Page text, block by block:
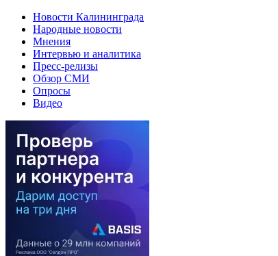
Новости Калининграда
Народные новости
Мнения
Интервью и аналитика
Пресс-релизы
Обзор СМИ
Опросы
Видео